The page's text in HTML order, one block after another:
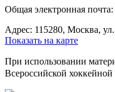
Общая электронная почта:
Адрес: 115280, Москва,
Показать на карте
При использовании
Всероссийской